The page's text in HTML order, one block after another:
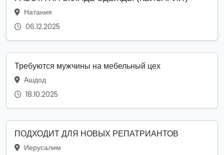
Натания
06.12.2025
Требуются мужчины на мебельный цех
Ашдод
18.10.2025
ПОДХОДИТ ДЛЯ НОВЫХ РЕПАТРИАНТОВ
Иерусалим